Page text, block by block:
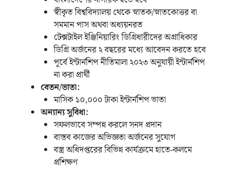
স্বীকৃত বিশ্ববিদ্যালয় থেকে স্নাতক/স্নাতকোত্তর বা
সমমান পাস অথবা অধ্যয়নরত
টেক্সটাইল ইঞ্জিনিয়ারিং ডিগ্রিধারীদের অগ্রাধিকার
ডিগ্রি অর্জনের ২ বছরের মধ্যে আবেদন করতে হবে
পূর্বে ইন্টার্নশিপ নীতিমালা ২০২৩ অনুযায়ী ইন্টার্নশিপ
না করা প্রার্থী
বেতন/ভাতা:
মাসিক ১০,০০০ টাকা ইন্টার্নশিপ ভাতা
অন্যান্য সুবিধা:
সফলভাবে সম্পন্ন করলে সনদ প্রদান
বাস্তব কাজের অভিজ্ঞতা অর্জনের সুযোগ
বস্ত্র অধিদপ্তরের বিভিন্ন কার্যক্রমে হাতে-কলমে
প্রশিক্ষণ